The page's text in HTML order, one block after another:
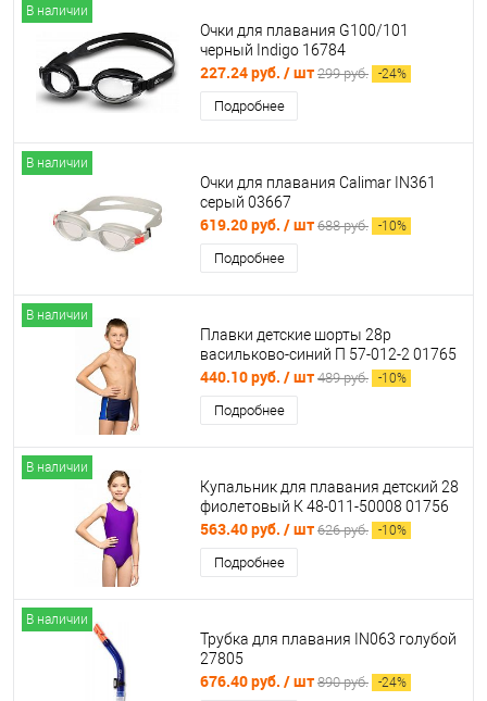
В наличии
Очки для плавания G100/101
черный Indigo 16784
227.24 руб. / шт 299 руб. -24%
Подробнее
В наличии
Очки для плавания Calimar IN361
серый 03667
619.20 руб. / шт 688 руб. -10%
Подробнее
В наличии
Плавки детские шорты 28р
васильково-синий П 57-012-2 01765
440.10 руб. / шт 489 руб. -10%
Подробнее
В наличии
Купальник для плавания детский 28
фиолетовый К 48-011-50008 01756
563.40 руб. / шт 626 руб. -10%
Подробнее
В наличии
Трубка для плавания IN063 голубой
27805
676.40 руб. / шт 890 руб. -24%